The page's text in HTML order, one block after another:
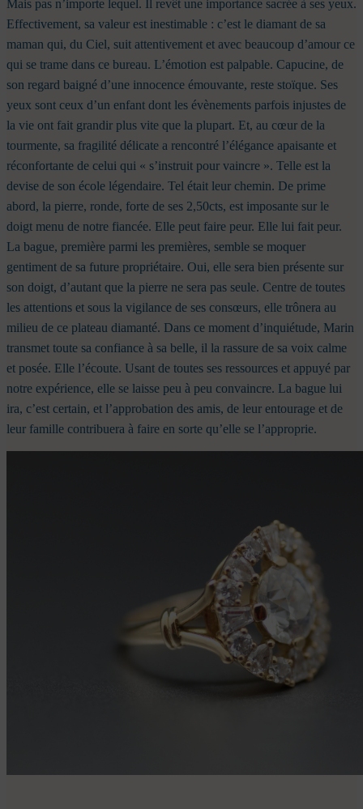
Mais pas n’importe lequel. Il revêt une importance sacrée à ses yeux.
Effectivement, sa valeur est inestimable : c’est le diamant de sa
maman qui, du Ciel, suit attentivement et avec beaucoup d’amour ce
qui se trame dans ce bureau. L’émotion est palpable. Capucine, de
son regard baigné d’une innocence émouvante, reste stoïque. Ses
yeux sont ceux d’un enfant dont les évènements parfois injustes de
la vie ont fait grandir plus vite que la plupart. Et, au cœur de la
tourmente, sa fragilité délicate a rencontré l’élégance apaisante et
réconfortante de celui qui « s’instruit pour vaincre ». Telle est la
devise de son école légendaire. Tel était leur chemin. De prime
abord, la pierre, ronde, forte de ses 2,50cts, est imposante sur le
doigt menu de notre fiancée. Elle peut faire peur. Elle lui fait peur.
La bague, première parmi les premières, semble se moquer
gentiment de sa future propriétaire. Oui, elle sera bien présente sur
son doigt, d’autant que la pierre ne sera pas seule. Centre de toutes
les attentions et sous la vigilance de ses consœurs, elle trônera au
milieu de ce plateau diamanté. Dans ce moment d’inquiétude, Marin
transmet toute sa confiance à sa belle, il la rassure de sa voix calme
et posée. Elle l’écoute. Usant de toutes ses ressources et appuyé par
notre expérience, elle se laisse peu à peu convaincre. La bague lui
ira, c’est certain, et l’approbation des amis, de leur entourage et de
leur famille contribuera à faire en sorte qu’elle se l’approprie.